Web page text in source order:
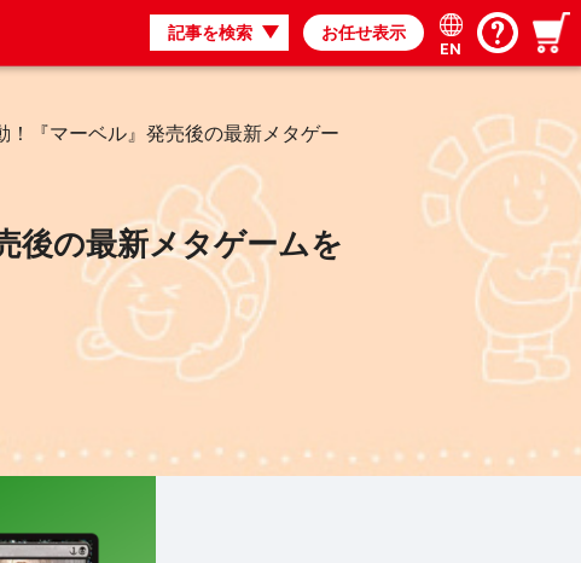
記事を検索 お任せ表示
EN
『マーベル』発売後の最新メタゲー
後の最新メタゲームを